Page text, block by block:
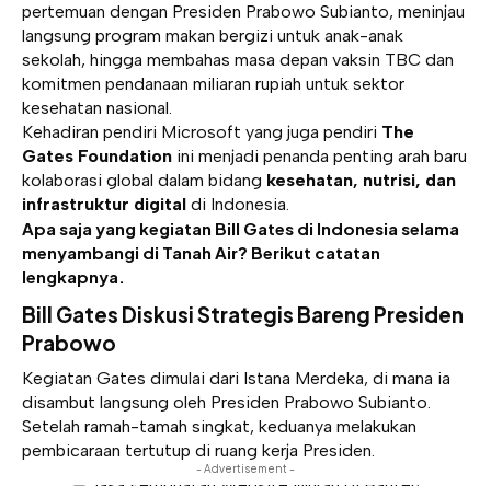
pertemuan dengan Presiden Prabowo Subianto, meninjau
langsung program makan bergizi untuk anak-anak
sekolah, hingga membahas masa depan vaksin TBC dan
komitmen pendanaan miliaran rupiah untuk sektor
kesehatan nasional.
Kehadiran pendiri Microsoft yang juga pendiri The
Gates Foundation ini menjadi penanda penting arah baru
kolaborasi global dalam bidang kesehatan, nutrisi, dan
infrastruktur digital di Indonesia.
Apa saja yang kegiatan Bill Gates di Indonesia selama
menyambangi di Tanah Air? Berikut catatan
lengkapnya.
Bill Gates Diskusi Strategis Bareng Presiden
Prabowo
Kegiatan Gates dimulai dari Istana Merdeka, di mana ia
disambut langsung oleh Presiden Prabowo Subianto.
Setelah ramah-tamah singkat, keduanya melakukan
pembicaraan tertutup di ruang kerja Presiden.
- Advertisement -